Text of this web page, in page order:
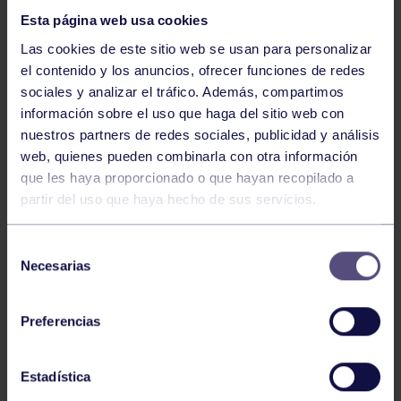
Esta página web usa cookies
Las cookies de este sitio web se usan para personalizar
el contenido y los anuncios, ofrecer funciones de redes
sociales y analizar el tráfico. Además, compartimos
información sobre el uso que haga del sitio web con
nuestros partners de redes sociales, publicidad y análisis
web, quienes pueden combinarla con otra información
que les haya proporcionado o que hayan recopilado a
partir del uso que haya hecho de sus servicios.
Necesarias
Preferencias
Estadística
Balonmano 25 May 2026
LEO CARDELI, CONVOCADO CON
ESPAÑA
Balonmano